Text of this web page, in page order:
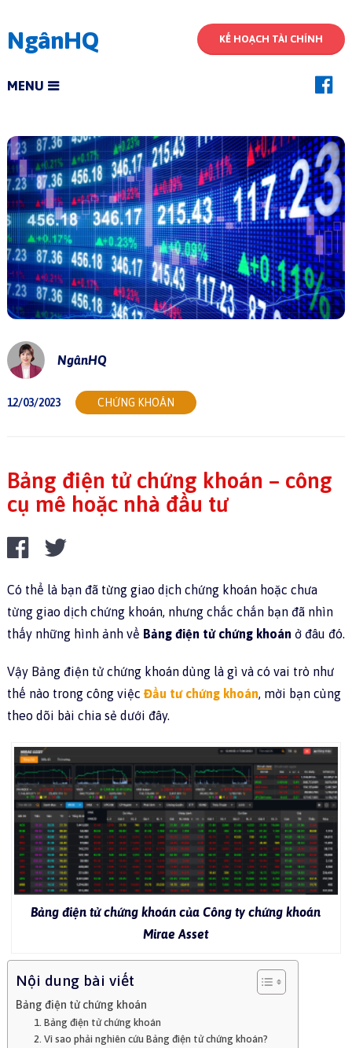
NgânHQ KẾ HOẠCH TÀI CHÍNH
MENU
NgânHQ
12/03/2023 CHỨNG KHOÁN
Bảng điện tử chứng khoán – công
cụ mê hoặc nhà đầu tư
Có thể là bạn đã từng giao dịch chứng khoán hoặc chưa
từng giao dịch chứng khoán, nhưng chắc chắn bạn đã nhìn
thấy những hình ảnh về Bảng điện tử chứng khoán ở đâu đó.
Vậy Bảng điện tử chứng khoán dùng là gì và có vai trò như
thế nào trong công việc Đầu tư chứng khoán, mời bạn cùng
theo dõi bài chia sẻ dưới đây.
Bảng điện tử chứng khoán của Công ty chứng khoán
Mirae Asset
Nội dung bài viết
Bảng điện tử chứng khoán
1. Bảng điện tử chứng khoán
2. Vì sao phải nghiên cứu Bảng điện tử chứng khoán?